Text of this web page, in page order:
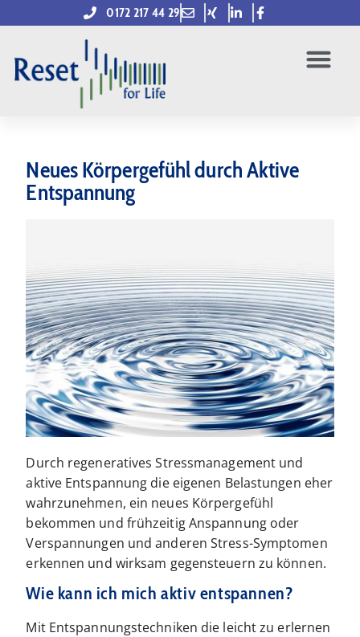
0172 217 44 29
Neues Körpergefühl durch Aktive
Entspannung
Durch regeneratives Stressmanagement und
aktive Entspannung die eigenen Belastungen eher
wahrzunehmen, ein neues Körpergefühl
bekommen und frühzeitig Anspannung oder
Verspannungen und anderen Stress-​Symptomen
erkennen und wirksam gegensteuern zu können.
Wie kann ich mich aktiv entspannen?
Mit Entspannungstechniken die leicht zu erlernen